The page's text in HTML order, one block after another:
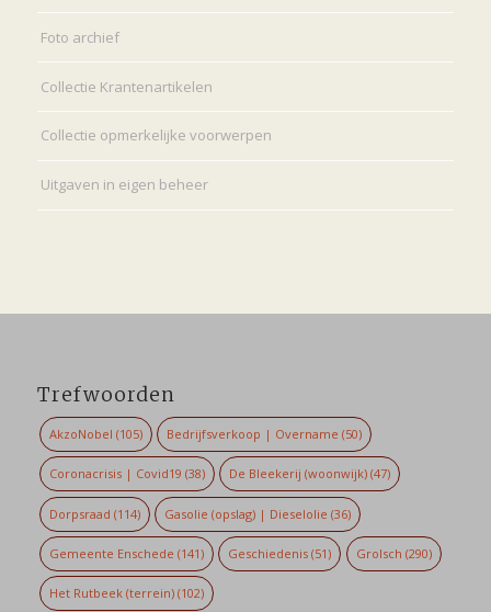
Foto archief
Collectie Krantenartikelen
Collectie opmerkelijke voorwerpen
Uitgaven in eigen beheer
Trefwoorden
AkzoNobel (105) Bedrijfsverkoop | Overname (50)
Coronacrisis | Covid19 (38) De Bleekerij (woonwijk) (47)
Dorpsraad (114) Gasolie (opslag) | Dieselolie (36)
Gemeente Enschede (141) Geschiedenis (51) Grolsch (290)
Het Rutbeek (terrein)(102)